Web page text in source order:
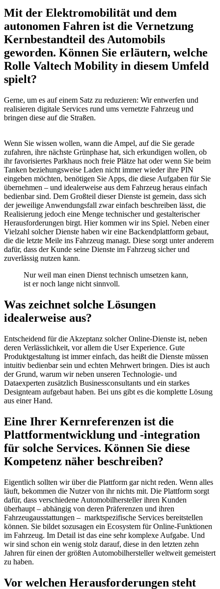
Mit der Elektromobilität und dem
autonomen Fahren ist die Vernetzung
Kernbestandteil des Automobils
geworden. Können Sie erläutern, welche
Rolle Valtech Mobility in diesem Umfeld
spielt?
Gerne, um es auf einem Satz zu reduzieren: Wir entwerfen und
realisieren digitale Services rund ums vernetzte Fahrzeug und
bringen diese auf die Straßen.
Wenn Sie wissen wollen, wann die Ampel, auf die Sie gerade
zufahren, ihre nächste Grünphase hat, sich erkundigen wollen, ob
ihr favorisiertes Parkhaus noch freie Plätze hat oder wenn Sie beim
Tanken beziehungsweise Laden nicht immer wieder ihre PIN
eingeben möchten, benötigen Sie Apps, die diese Aufgaben für Sie
übernehmen – und idealerweise aus dem Fahrzeug heraus einfach
bedienbar sind. Dem Großteil dieser Dienste ist gemein, dass sich
der jeweilige Anwendungsfall zwar einfach beschreiben lässt, die
Realisierung jedoch eine Menge technischer und gestalterischer
Herausforderungen birgt. Hier kommen wir ins Spiel. Neben einer
Vielzahl solcher Dienste haben wir eine Backendplattform gebaut,
die die letzte Meile ins Fahrzeug managt. Diese sorgt unter anderem
dafür, dass der Kunde seine Dienste im Fahrzeug sicher und
zuverlässig nutzen kann.
Nur weil man einen Dienst technisch umsetzen kann,
ist er noch lange nicht sinnvoll.
Was zeichnet solche Lösungen
idealerweise aus?
Entscheidend für die Akzeptanz solcher Online-Dienste ist, neben
deren Verlässlichkeit, vor allem die User Experience. Gute
Produktgestaltung ist immer einfach, das heißt die Dienste müssen
intuitiv bedienbar sein und echten Mehrwert bringen. Dies ist auch
der Grund, warum wir neben unseren Technologie- und
Dataexperten zusätzlich Businessconsultants und ein starkes
Designteam aufgebaut haben. Bei uns gibt es die komplette Lösung
aus einer Hand.
Eine Ihrer Kernreferenzen ist die
Plattformentwicklung und -integration
für solche Services. Können Sie diese
Kompetenz näher beschreiben?
Eigentlich sollten wir über die Plattform gar nicht reden. Wenn alles
läuft, bekommen die Nutzer von ihr nichts mit. Die Plattform sorgt
dafür, dass verschiedene Automobilhersteller ihren Kunden
überhaupt – abhängig von deren Präferenzen und ihren
Fahrzeugausstattungen – marktspezifische Services bereitstellen
können. Sie bildet sozusagen ein Ecosystem für Online-Funktionen
im Fahrzeug. Im Detail ist das eine sehr komplexe Aufgabe. Und
wir sind schon ein wenig stolz darauf, diese in den letzten zehn
Jahren für einen der größten Automobilhersteller weltweit gemeistert
zu haben.
Vor welchen Herausforderungen steht